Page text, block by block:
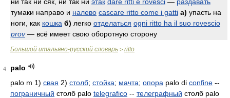
тумаки направо и налево cascare ritto come i gatti а) упасть на
ноги, как кошка б) легко отделаться ogni ritto ha il suo rovescio
prov — всё имеет свою оборотную сторону
Большой итальяно-русский словарь > ritto
4
palo
palo m 1) свая 2) столб; стойка; мачта; опора palo di confine --
пограничный столб palo telegrafico -- телеграфный столб palo